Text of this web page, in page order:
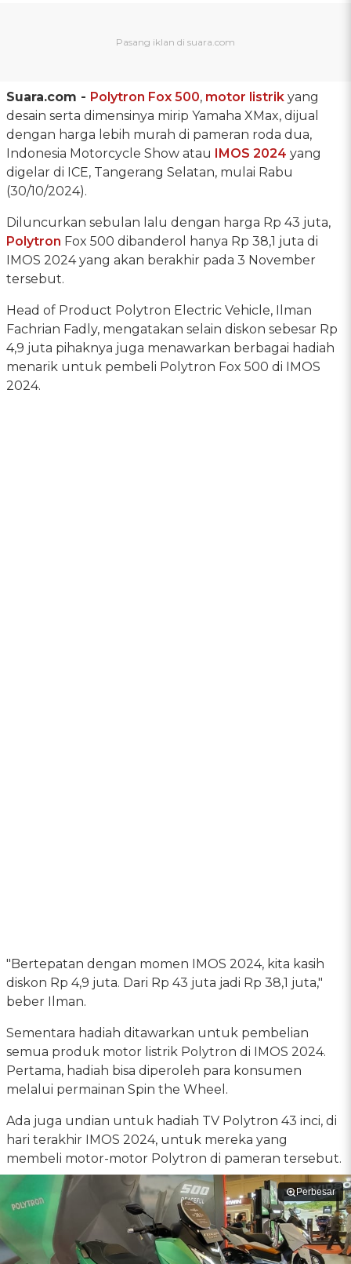
Suara.com - Polytron Fox 500, motor listrik yang
desain serta dimensinya mirip Yamaha XMax, dijual
dengan harga lebih murah di pameran roda dua,
Indonesia Motorcycle Show atau IMOS 2024 yang
digelar di ICE, Tangerang Selatan, mulai Rabu
(30/10/2024).
Diluncurkan sebulan lalu dengan harga Rp 43 juta,
Polytron Fox 500 dibanderol hanya Rp 38,1 juta di
IMOS 2024 yang akan berakhir pada 3 November
tersebut.
Head of Product Polytron Electric Vehicle, Ilman
Fachrian Fadly, mengatakan selain diskon sebesar Rp
4,9 juta pihaknya juga menawarkan berbagai hadiah
menarik untuk pembeli Polytron Fox 500 di IMOS
2024.
"Bertepatan dengan momen IMOS 2024, kita kasih
diskon Rp 4,9 juta. Dari Rp 43 juta jadi Rp 38,1 juta,"
beber Ilman.
Sementara hadiah ditawarkan untuk pembelian
semua produk motor listrik Polytron di IMOS 2024.
Pertama, hadiah bisa diperoleh para konsumen
melalui permainan Spin the Wheel.
Ada juga undian untuk hadiah TV Polytron 43 inci, di
hari terakhir IMOS 2024, untuk mereka yang
membeli motor-motor Polytron di pameran tersebut.
Perbesar